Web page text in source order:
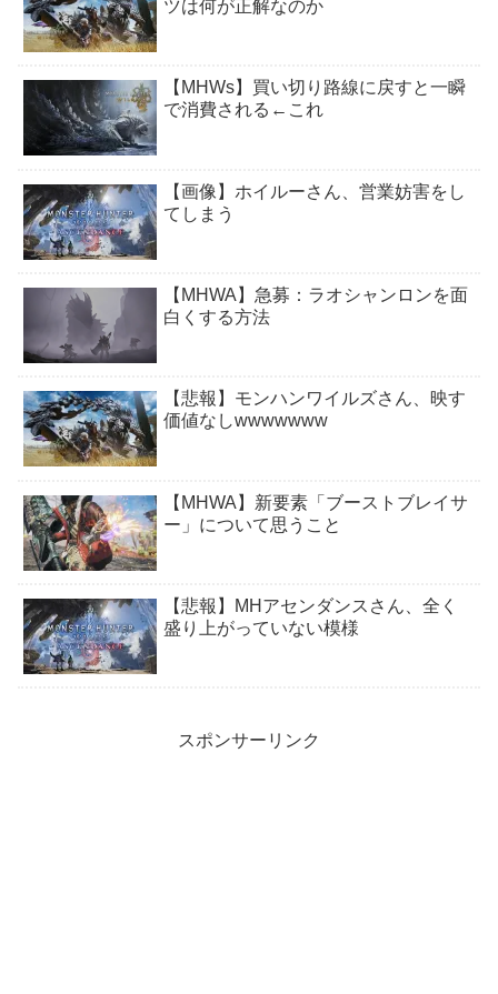
ツは何が正解なのか
【MHWs】買い切り路線に戻すと一瞬
で消費される←これ
【画像】ホイルーさん、営業妨害をし
てしまう
【MHWA】急募：ラオシャンロンを面
白くする方法
【悲報】モンハンワイルズさん、映す
価値なしwwwwwww
【MHWA】新要素「ブーストブレイサ
ー」について思うこと
【悲報】MHアセンダンスさん、全く
盛り上がっていない模様
スポンサーリンク